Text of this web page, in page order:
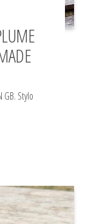
GB. Stylo